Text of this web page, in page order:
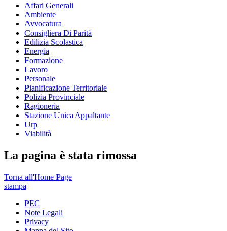
Affari Generali
Ambiente
Avvocatura
Consigliera Di Parità
Edilizia Scolastica
Energia
Formazione
Lavoro
Personale
Pianificazione Territoriale
Polizia Provinciale
Ragioneria
Stazione Unica Appaltante
Urp
Viabilità
La pagina è stata rimossa
Torna all'Home Page
stampa
PEC
Note Legali
Privacy